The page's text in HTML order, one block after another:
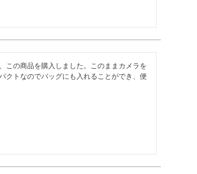
この商品を購入しました。このままカメラを
クトなのでバッグにも入れることができ、便